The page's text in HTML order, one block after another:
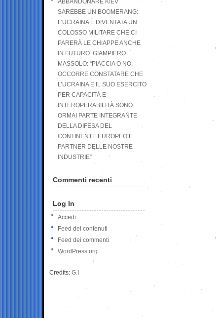
ABBANDONARE KIEV
SAREBBE UN BOOMERANG:
L’UCRAINA È DIVENTATA UN
COLOSSO MILITARE CHE CI
PARERÀ LE CHIAPPE ANCHE
IN FUTURO. GIAMPIERO
MASSOLO: “PIACCIA O NO,
OCCORRE CONSTATARE CHE
L’UCRAINA E IL SUO ESERCITO
PER CAPACITÀ E
INTEROPERABILITÀ SONO
ORMAI PARTE INTEGRANTE
DELLA DIFESA DEL
CONTINENTE EUROPEO E
PARTNER DELLE NOSTRE
INDUSTRIE”
Commenti recenti
Log In
Accedi
Feed dei contenuti
Feed dei commenti
WordPress.org
Credits: G.I